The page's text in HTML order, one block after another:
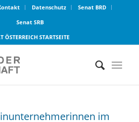
Datenschutz
Senat BRD
Senat SRB
ÖSTERREICH STARTSEITE
im